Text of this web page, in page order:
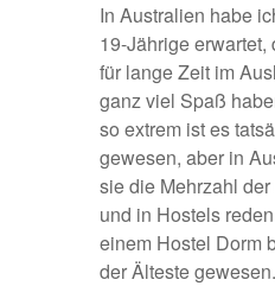
In Australien habe
19-Jährige erwartet,
für lange Zeit im
ganz viel Spaß
so extrem ist es
gewesen, aber in
sie die Mehrzahl
und in Hostels
einem Hostel Dorm
der Älteste gewesen.